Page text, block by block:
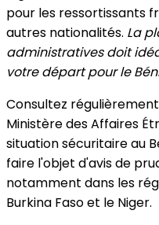
pour les ressortissants
autres nationalités. La
administratives doit
votre départ pour le
Consultez
Ministère des Affaires
situation sécuritaire au
faire l'objet d'avis de
notamment dans les
Burkina Faso et le Niger.